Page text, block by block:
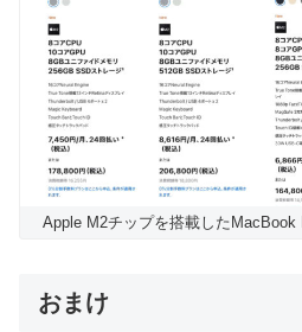
Apple M2チップを搭載したMacBook
おまけ